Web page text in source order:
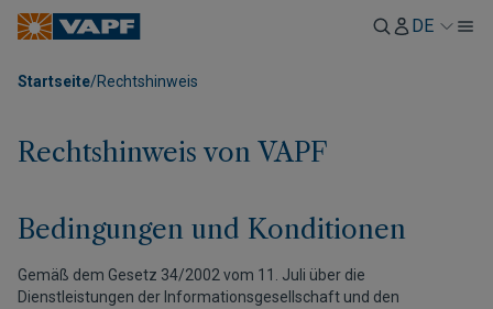
DE
Startseite/Rechtshinweis
Rechtshinweis von VAPF
Bedingungen und Konditionen
Gemäß dem Gesetz 34/2002 vom 11. Juli über die
Dienstleistungen der Informationsgesellschaft und den